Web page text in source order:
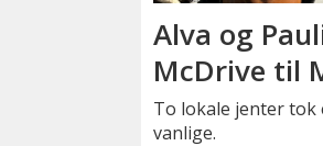
Alva og
McDrive til
To lokale jenter
vanlige.